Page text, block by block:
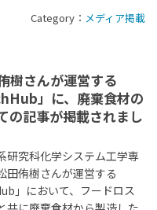
Category： メディア掲載
樹さんが運営する
」に、廃棄食材の
の記事が掲載されまし
研究科化学システム工学専
田侑樹さんが運営する
」において、フードロス